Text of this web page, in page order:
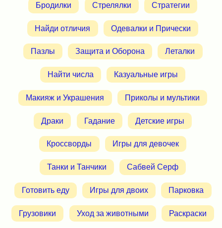
Бродилки Стрелялки Стратегии
Найди отличия Одевалки и Прически
Пазлы Защита и Оборона Леталки
Найти числа Казуальные игры
Макияж и Украшения Приколы и мультики
Драки Гадание Детские игры
Кроссворды Игры для девочек
Танки и Танчики Сабвей Серф
Готовить еду Игры для двоих Парковка
Грузовики Уход за животными Раскраски